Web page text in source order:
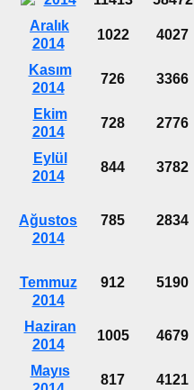
Aralık
2014
1022 4027
Kasım
2014
726 3366
Ekim
2014
728 2776
Eylül
2014
844 3782
Ağustos
2014
785 2834
Temmuz
2014
912 5190
Haziran
2014
1005 4679
Mayıs
817 4121